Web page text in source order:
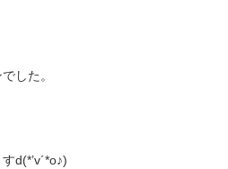
した。
d(*’v´*o♪)